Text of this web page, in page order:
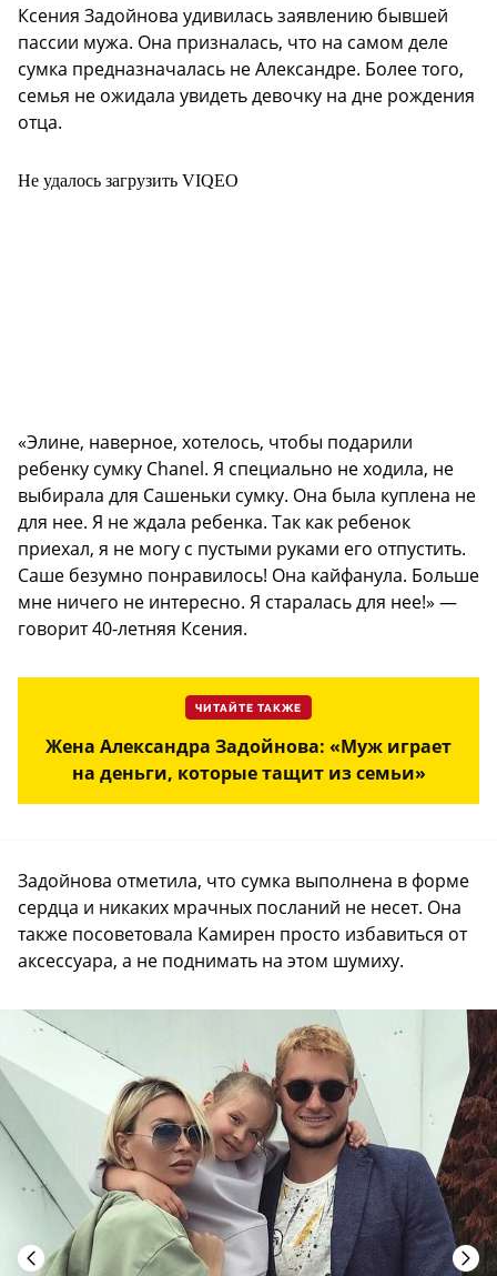
Ксения Задойнова удивилась заявлению бывшей
пассии мужа. Она призналась, что на самом деле
сумка предназначалась не Александре. Более того,
семья не ожидала увидеть девочку на дне рождения
отца.
Не удалось загрузить VIQEO
«Элине, наверное, хотелось, чтобы подарили
ребенку сумку Chanel. Я специально не ходила, не
выбирала для Сашеньки сумку. Она была куплена не
для нее. Я не ждала ребенка. Так как ребенок
приехал, я не могу с пустыми руками его отпустить.
Саше безумно понравилось! Она кайфанула. Больше
мне ничего не интересно. Я старалась для нее!» —
говорит 40-летняя Ксения.
ЧИТАЙТЕ ТАКЖЕ
Жена Александра Задойнова: «Муж играет
на деньги, которые тащит из семьи»
Задойнова отметила, что сумка выполнена в форме
сердца и никаких мрачных посланий не несет. Она
также посоветовала Камирен просто избавиться от
аксессуара, а не поднимать на этом шумиху.